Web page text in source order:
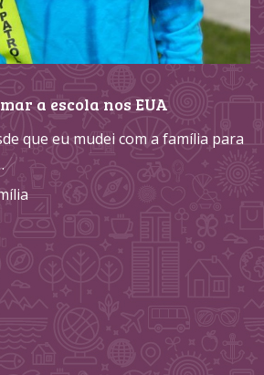
a escola nos EUA
que eu mudei com a família para